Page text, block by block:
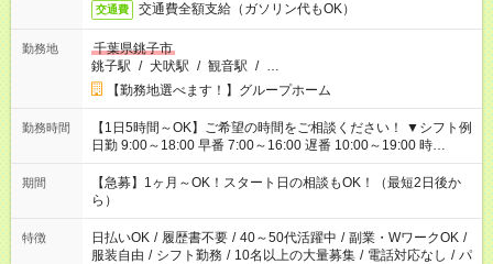
交通費 交通費全額支給（ガソリン代もOK）
勤務地
千葉県銚子市
銚子駅 / 犬吠駅 / 観音駅 / …
【勤務地選べます！】グループホーム
勤務時間
【1日5時間～OK】ご希望の時間をご相談ください！ ▼シフト例
日勤 9:00～18:00 早番 7:00～16:00 遅番 10:00～19:00 時
短 10:00～15:00 上記はあくまで一例です。 「夕方までには帰宅
しておきたい」 「朝はゆっくりのスタートがいい」 「お昼の時
間を有効に使いたい」 など、ご希望があれば教えてください
ね。
期間
【急募】1ヶ月～OK！スタート日の相談もOK！（最短2日後か
ら）
特徴 日払いOK / 履歴書不要 / 40～50代活躍中 / 副業・WワークOK /
服装自由 / シフト勤務 / 10名以上の大量募集 / 電話対応なし / パ